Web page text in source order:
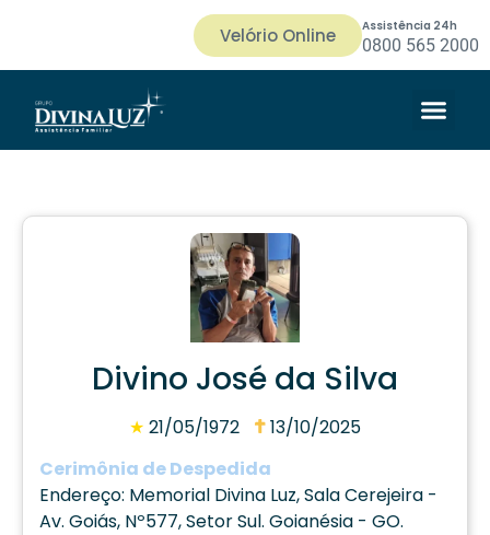
Velório Online Assistência 24h
0800 565 2000
Divino José da Silva
★ 21/05/1972
13/10/2025
Cerimônia de Despedida
Endereço: Memorial Divina Luz, Sala Cerejeira -
Av. Goiás, Nº577, Setor Sul. Goianésia - GO.